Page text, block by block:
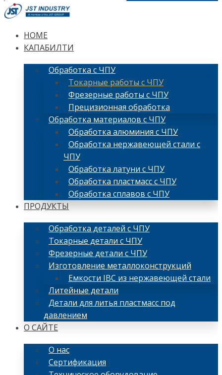
HOME
КАПАБИЛТИ
Обработка с ЧПУ
Токарные работы с ЧПУ
Фрезерные работы с ЧПУ
Прецизионная обработка
Обработка материалов с ЧПУ
Обработка алюминия с ЧПУ
Обработка нержавеющей стали с
ЧПУ
Обработка латуни с ЧПУ
Обработка пластмасс с ЧПУ
Обработка сплавов с ЧПУ
ПРОДУКТЫ
Обработка деталей с ЧПУ
Токарные детали с ЧПУ
Фрезерные детали с ЧПУ
Изготовление металлоконструкций
Емкости IBC из нержавеющей стали
Литейные детали
Детали для литья пластмасс под
давлением
О САЙТЕ
О нас
Сертификация